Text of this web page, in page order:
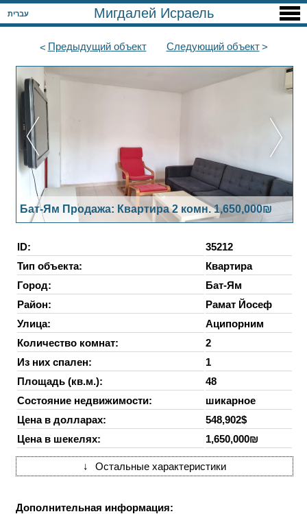
עברית Мигдалей Исраель
Предыдущийобъект Следующийобъект
Бат-Ям Продажа: Квартира 2 комн. 1,650,000₪
ID:
35212
Тип объекта:
Квартира
Город:
Бат-Ям
Район:
Рамат Йосеф
Улица:
Аципорним
Количество комнат:
2
Из них спален:
1
Площадь (кв.м.):
48
Состояние недвижимости:
шикарное
Цена в долларах:
548,902$
Цена в шекелях:
1,650,000₪
↓ Остальные характеристики
Дополнительная информация: